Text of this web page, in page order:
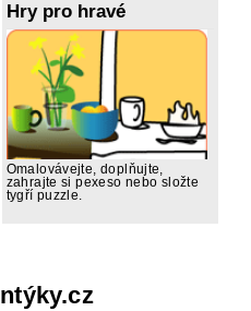
Hry pro hravé
Omalovávejte, doplňujte,
zahrajte si pexeso nebo složte
tygří puzzle.